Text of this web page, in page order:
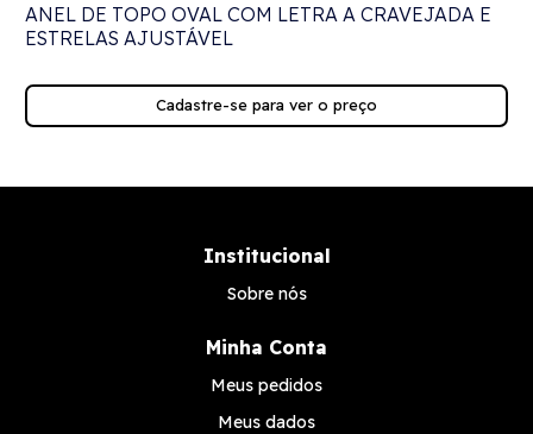
ANEL DE TOPO OVAL COM LETRA A CRAVEJADA E
ESTRELAS AJUSTÁVEL
Cadastre-se para ver o preço
Institucional
Sobre nós
Minha Conta
Meus pedidos
Meus dados